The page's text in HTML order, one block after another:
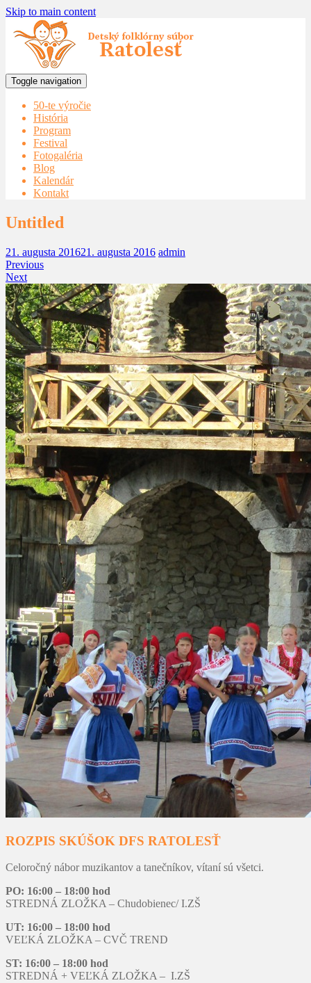
Skip to main content
Toggle navigation
50-te výročie
História
Program
Festival
Fotogaléria
Blog
Kalendár
Kontakt
Untitled
21. augusta 201621. augusta 2016 admin
Previous
Next
ROZPIS SKÚŠOK DFS RATOLESŤ
Celoročný nábor muzikantov a tanečníkov, vítaní sú všetci.
PO: 16:00 – 18:00 hod
STREDNÁ ZLOŽKA – Chudobienec/ I.ZŠ
UT: 16:00 – 18:00 hod
VEĽKÁ ZLOŽKA – CVČ TREND
ST: 16:00 – 18:00 hod
STREDNÁ + VEĽKÁ ZLOŽKA – I.ZŠ